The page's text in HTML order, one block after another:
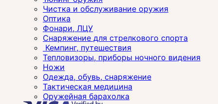
Чистка и обслуживание оружия
Оптика
Фонари, ЛЦУ
Снаряжение для стрелкового спорта
Кемпинг, путешествия
Тепловизоры, приборы ночного видения
Ножи
Одежда, обувь, снаряжение
Тактическая медицина
Оружейная барахолка